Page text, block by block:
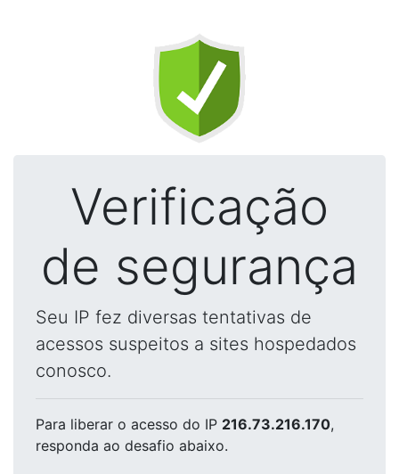
Verificação
de segurança
Seu IP fez diversas tentativas de
acessos suspeitos a sites hospedados
conosco.
Para liberar o acesso do IP 216.73.216.170,
responda ao desafio abaixo.